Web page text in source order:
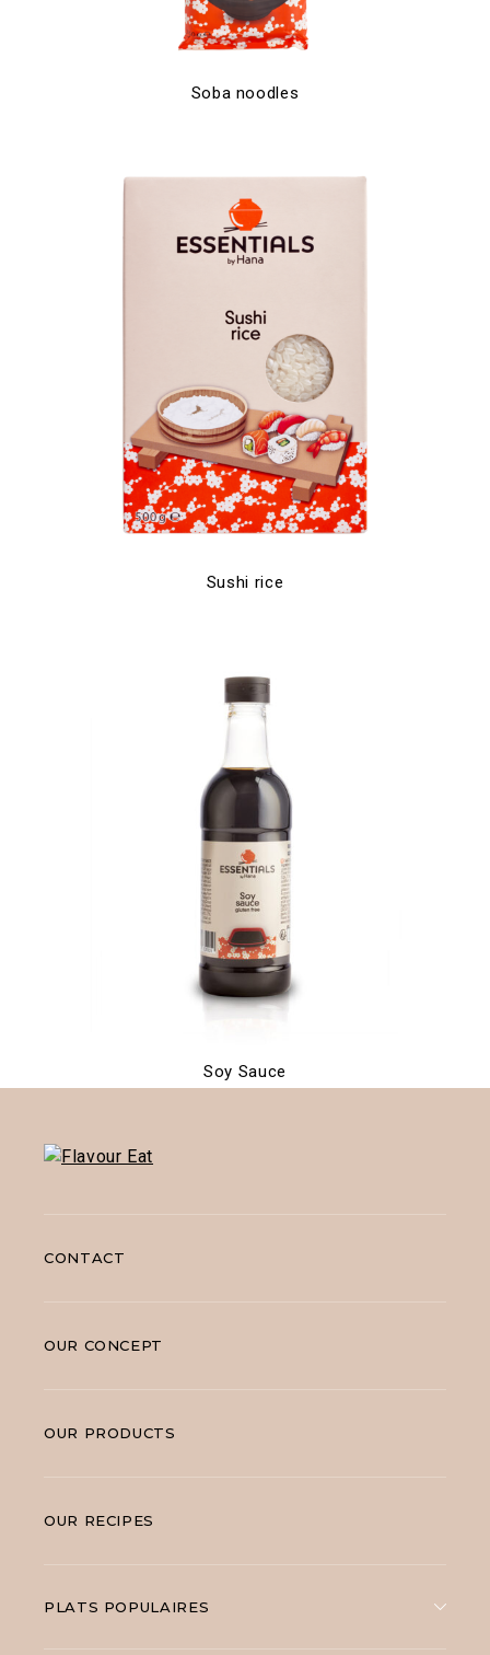
Soba noodles
Sushi rice
Soy Sauce
CONTACT
OUR CONCEPT
OUR PRODUCTS
OUR RECIPES
PLATS POPULAIRES